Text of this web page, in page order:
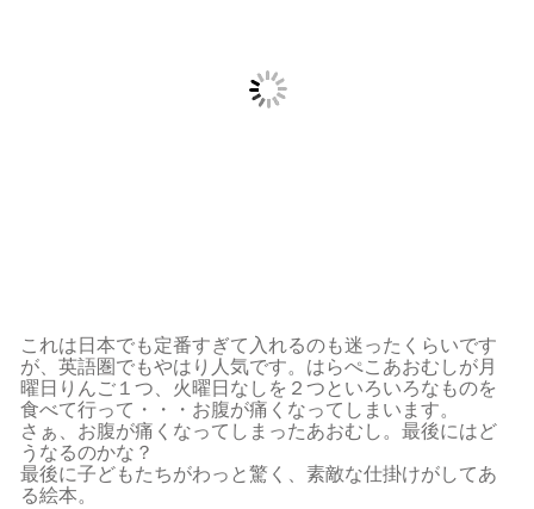
これは日本でも定番すぎて入れるのも迷ったくらいです
が、英語圏でもやはり人気です。はらぺこあおむしが月
曜日りんご１つ、火曜日なしを２つといろいろなものを
食べて行って・・・お腹が痛くなってしまいます。
さぁ、お腹が痛くなってしまったあおむし。最後にはど
うなるのかな？
最後に子どもたちがわっと驚く、素敵な仕掛けがしてあ
る絵本。